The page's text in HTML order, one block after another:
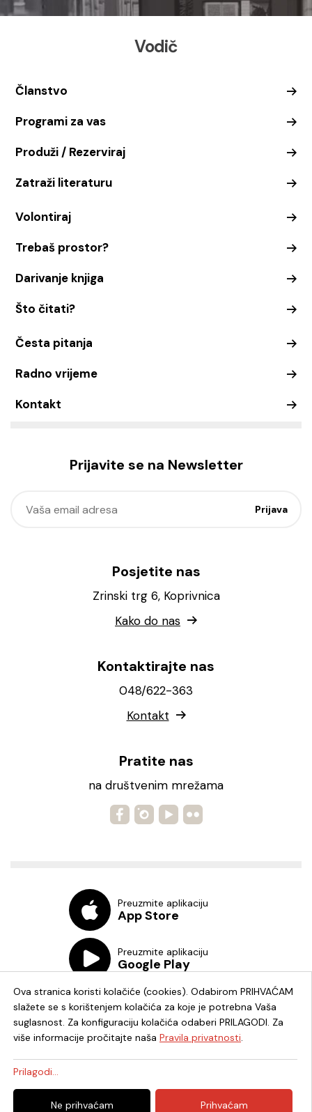
Vodič
Članstvo
Programi za vas
Produži / Rezerviraj
Zatraži literaturu
Volontiraj
Trebaš prostor?
Darivanje knjiga
Što čitati?
Česta pitanja
Radno vrijeme
Kontakt
Prijavite se na Newsletter
Posjetite nas
Zrinski trg 6, Koprivnica
Kako do nas
Kontaktirajte nas
048/622-363
Kontakt
Pratite nas
na društvenim mrežama
Preuzmite aplikaciju
App Store
Preuzmite aplikaciju
Google Play
© 2026. - Knjižnica i čitaonica Fran Galović Koprivnica - OIB:
82278819336 -Uredništvo Pravila privatnosti
Ova stranica koristi kolačiće (cookies). Odabirom PRIHVAĆAM
slažete se s korištenjem kolačića za koje je potrebna Vaša
suglasnost. Za konfiguraciju kolačića odaberi PRILAGODI. Za
više informacije pročitajte naša Pravila privatnosti.
Prilagodi...
Ne prihvaćam Prihvaćam